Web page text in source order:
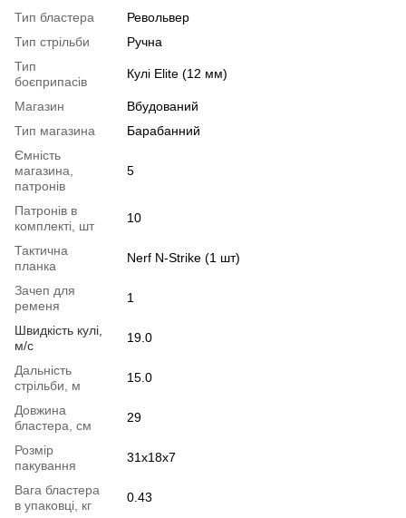
Тип бластера
Револьвер
Тип стрільби
Ручна
Тип
боєприпасів
Кулі Elite (12 мм)
Магазин
Вбудований
Тип магазина
Барабанний
Ємність
магазина,
патронів
5
Патронів в
комплекті, шт
10
Тактична
планка
Nerf N-Strike (1 шт)
Зачеп для
ременя
1
Швидкість кулі,
м/с
19.0
Дальність
стрільби, м
15.0
Довжина
бластера, см
29
Розмір
пакування
31x18x7
Вага бластера
в упаковці, кг
0.43